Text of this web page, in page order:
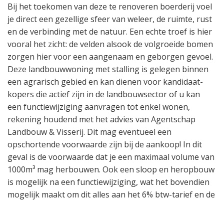
Bij het toekomen van deze te renoveren boerderij voel
je direct een gezellige sfeer van weleer, de ruimte, rust
en de verbinding met de natuur. Een echte troef is hier
vooral het zicht: de velden alsook de volgroeide bomen
zorgen hier voor een aangenaam en geborgen gevoel.
Deze landbouwwoning met stalling is gelegen binnen
een agrarisch gebied en kan dienen voor kandidaat-
kopers die actief zijn in de landbouwsector of u kan
een functiewijziging aanvragen tot enkel wonen,
rekening houdend met het advies van Agentschap
Landbouw & Visserij. Dit mag eventueel een
opschortende voorwaarde zijn bij de aankoop! In dit
geval is de voorwaarde dat je een maximaal volume van
1000m³ mag herbouwen. Ook een sloop en heropbouw
is mogelijk na een functiewijziging, wat het bovendien
mogelijk maakt om dit alles aan het 6% btw-tarief en de